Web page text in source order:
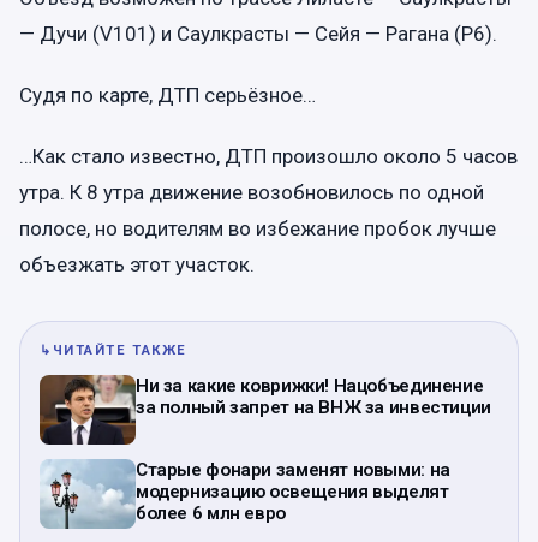
— Дучи (V101) и Саулкрасты — Сейя — Рагана (P6).
Судя по карте, ДТП серьёзное…
…Как стало известно, ДТП произошло около 5 часов
утра. К 8 утра движение возобновилось по одной
полосе, но водителям во избежание пробок лучше
объезжать этот участок.
↳ ЧИТАЙТЕ ТАКЖЕ
Ни за какие коврижки! Нацобъединение
за полный запрет на ВНЖ за инвестиции
Старые фонари заменят новыми: на
модернизацию освещения выделят
более 6 млн евро